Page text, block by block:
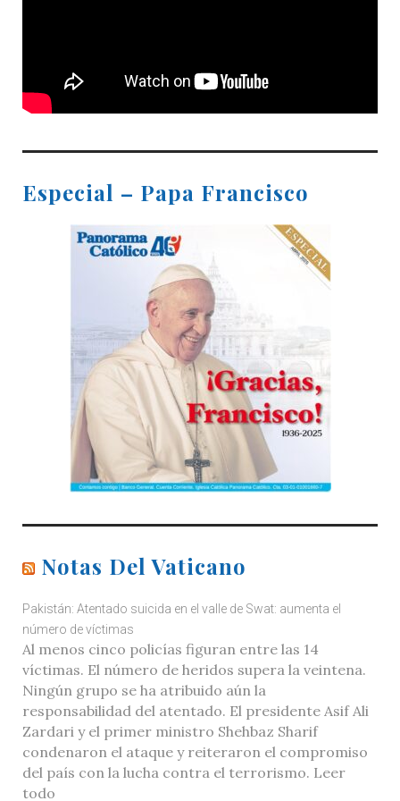
Especial – Papa Francisco
Notas Del Vaticano
Pakistán: Atentado suicida en el valle de Swat: aumenta el
número de víctimas
Al menos cinco policías figuran entre las 14
víctimas. El número de heridos supera la veintena.
Ningún grupo se ha atribuido aún la
responsabilidad del atentado. El presidente Asif Ali
Zardari y el primer ministro Shehbaz Sharif
condenaron el ataque y reiteraron el compromiso
del país con la lucha contra el terrorismo. Leer
todo